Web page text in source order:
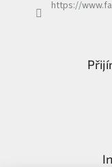
https://